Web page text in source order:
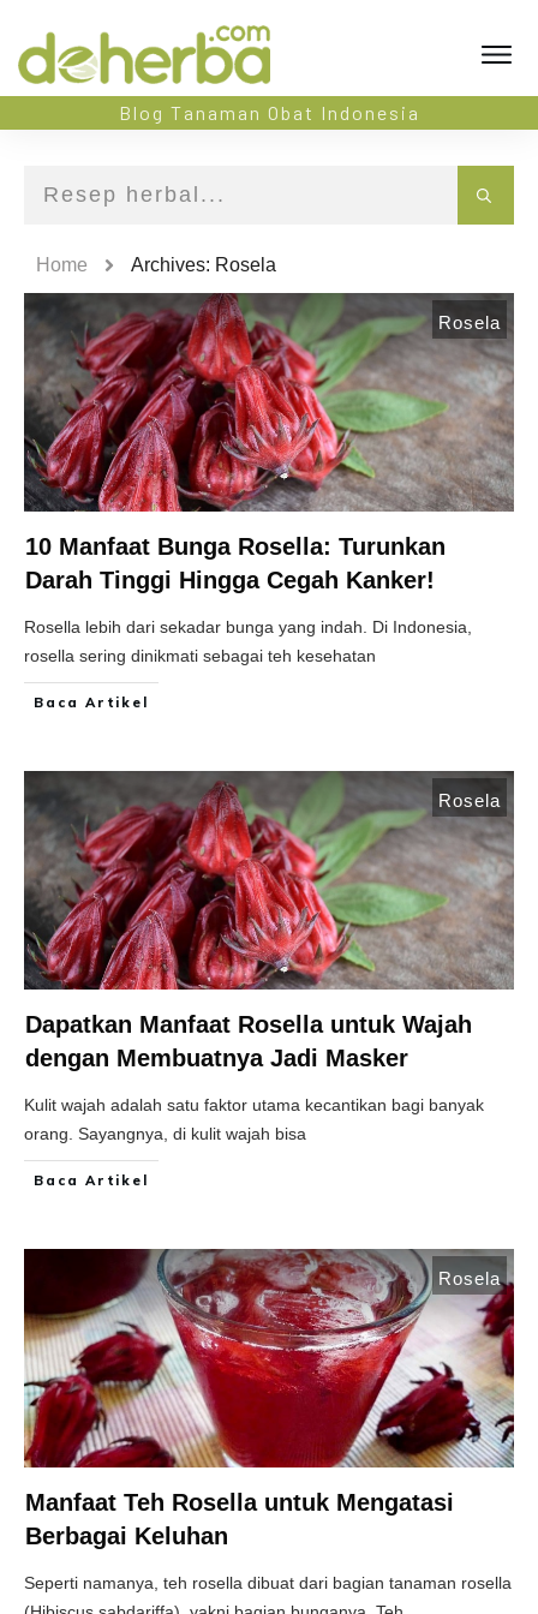
Blog Tanaman Obat Indonesia
Home Archives: Rosela
Rosela
10 Manfaat Bunga Rosella: Turunkan
Darah Tinggi Hingga Cegah Kanker!
Rosella lebih dari sekadar bunga yang indah. Di Indonesia,
rosella sering dinikmati sebagai teh kesehatan
Baca Artikel
Rosela
Dapatkan Manfaat Rosella untuk Wajah
dengan Membuatnya Jadi Masker
Kulit wajah adalah satu faktor utama kecantikan bagi banyak
orang. Sayangnya, di kulit wajah bisa
Baca Artikel
Rosela
Manfaat Teh Rosella untuk Mengatasi
Berbagai Keluhan
Seperti namanya, teh rosella dibuat dari bagian tanaman rosella